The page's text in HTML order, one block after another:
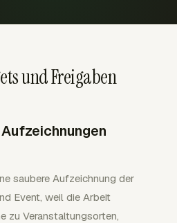
und Freigaben
saubere Aufzeichnung der
Event, weil die Arbeit
zu Veranstaltungsorten,